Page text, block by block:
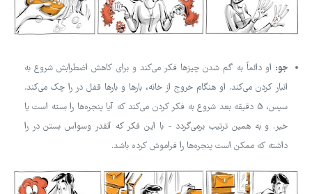
جو: او دائماً به گم شدن چیزها فکر می‌کند و برای کاهش اضطرابش شروع به
انبار کردن می‌کند. او هنگام خروج از خانه، بارها و بارها قفل در را چک می‌کند.
سپس، 5 دقیقه بعد شروع به فکر کردن می‌کند که آیا پنجره‌ها را بسته است یا
خیر. و به همین ترتیب برمی‌گردد - با این فکر که آنقدر وسواس بستن در را
داشته که ممکن است پنجره‌ها را فراموش کرده باشد.